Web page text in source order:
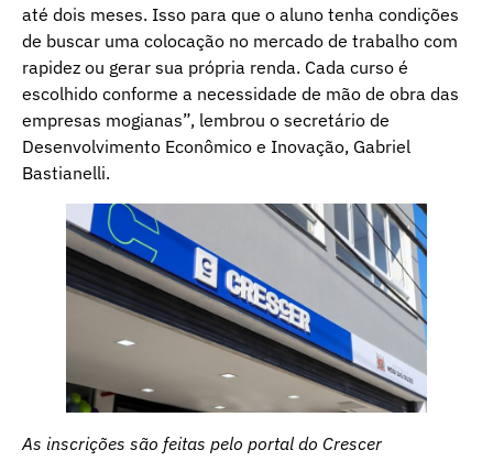
até dois meses. Isso para que o aluno tenha condições
de buscar uma colocação no mercado de trabalho com
rapidez ou gerar sua própria renda. Cada curso é
escolhido conforme a necessidade de mão de obra das
empresas mogianas”, lembrou o secretário de
Desenvolvimento Econômico e Inovação, Gabriel
Bastianelli.
As inscrições são feitas pelo portal do Crescer